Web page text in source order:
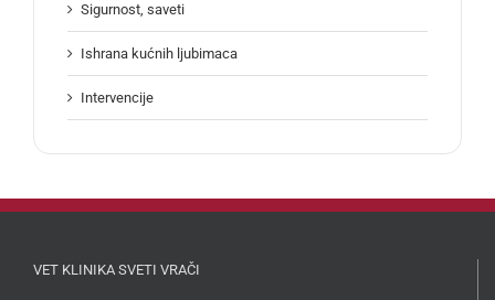
Sigurnost, saveti
Ishrana kućnih ljubimaca
Intervencije
VET KLINIKA SVETI VRAČI